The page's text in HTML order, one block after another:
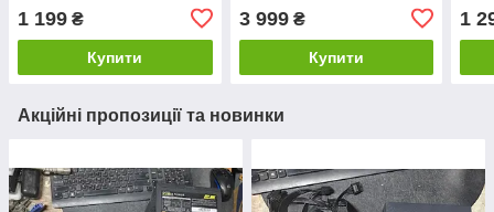
23020514
1 199 ₴
Купити
3 999₴
Купити
1
Акційні пропозиції та новинки